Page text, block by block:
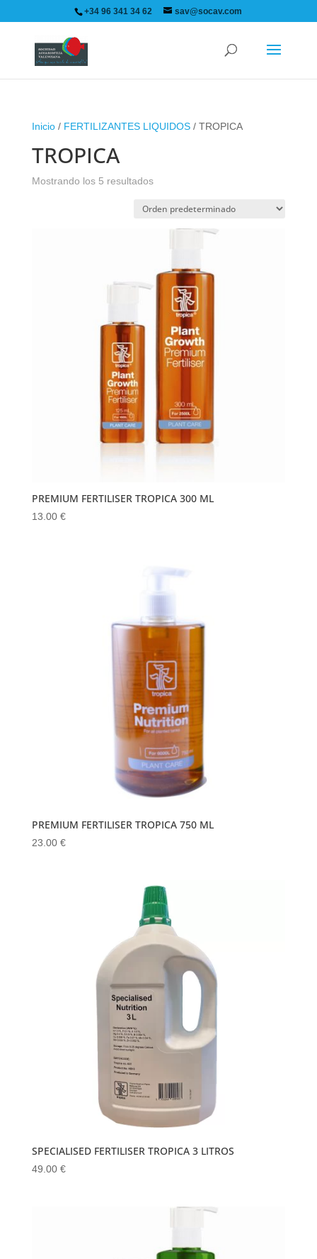
+34 96 341 34 62 sav@socav.com
Inicio/ FERTILIZANTES LIQUIDOS/ TROPICA
TROPICA
Mostrando los 5 resultados
PREMIUM FERTILISER TROPICA 300 ML
13.00 €
PREMIUM FERTILISER TROPICA 750 ML
23.00 €
SPECIALISED FERTILISER TROPICA 3 LITROS
49.00 €